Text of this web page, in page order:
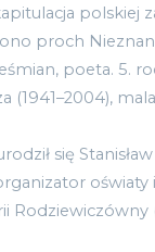
polskiej
proch
poeta. 5.
(1941–2004),
się
oświaty i
Rodziewiczówny